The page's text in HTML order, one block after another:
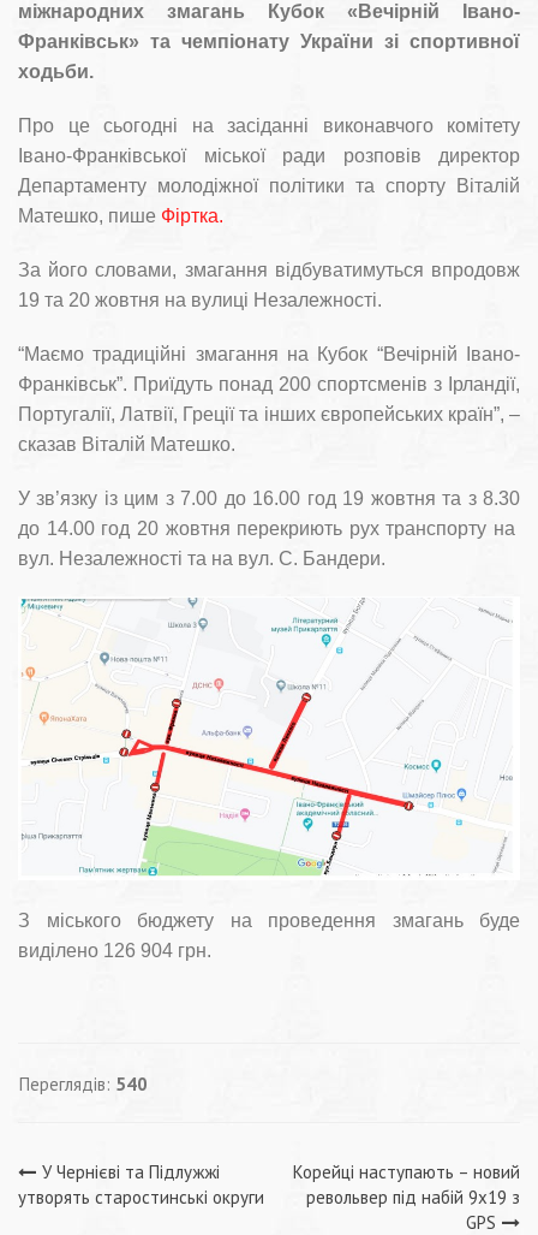
міжнародних змагань Кубок «Вечірній Івано-
Франківськ» та чемпіонату України зі спортивної
ходьби.
Про це сьогодні на засіданні виконавчого комітету
Івано-Франківської міської ради розповів директор
Департаменту молодіжної політики та спорту Віталій
Матешко, пише Фіртка.
За його словами, змагання відбуватимуться впродовж
19 та 20 жовтня на вулиці Незалежності.
“Маємо традиційні змагання на Кубок “Вечірній Івано-
Франківськ”. Приїдуть понад 200 спортсменів з Ірландії,
Португалії, Латвії, Греції та інших європейських країн”, –
сказав Віталій Матешко.
У зв’язку із цим з 7.00 до 16.00 год 19 жовтня та з 8.30
до 14.00 год 20 жовтня перекриють рух транспорту на
вул. Незалежності та на вул. С. Бандери.
З міського бюджету на проведення змагань буде
виділено 126 904 грн.
Переглядів: 540
Навігація
У Чернієві та Підлужжі
утворять старостинські округи
Корейці наступають – новий
револьвер під набій 9х19 з
GPS